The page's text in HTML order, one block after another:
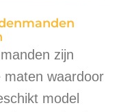
zijn
maten waardoor
model